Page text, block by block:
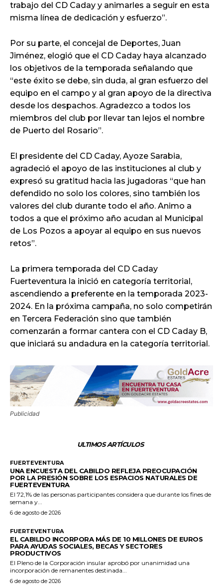
trabajo del CD Caday y animarles a seguir en esta
misma línea de dedicación y esfuerzo”.
Por su parte, el concejal de Deportes, Juan
Jiménez, elogió que el CD Caday haya alcanzado
los objetivos de la temporada señalando que
“este éxito se debe, sin duda, al gran esfuerzo del
equipo en el campo y al gran apoyo de la directiva
desde los despachos. Agradezco a todos los
miembros del club por llevar tan lejos el nombre
de Puerto del Rosario”.
El presidente del CD Caday, Ayoze Sarabia,
agradeció el apoyo de las instituciones al club y
expresó su gratitud hacia las jugadoras “que han
defendido no solo los colores, sino también los
valores del club durante todo el año. Animo a
todos a que el próximo año acudan al Municipal
de Los Pozos a apoyar al equipo en sus nuevos
retos”.
La primera temporada del CD Caday
Fuerteventura la inició en categoría territorial,
ascendiendo a preferente en la temporada 2023-
2024. En la próxima campaña, no solo competirán
en Tercera Federación sino que también
comenzarán a formar cantera con el CD Caday B,
que iniciará su andadura en la categoría territorial.
Publicidad
ULTIMOS ARTÍCULOS
FUERTEVENTURA
UNA ENCUESTA DEL CABILDO REFLEJA PREOCUPACIÓN
POR LA PRESIÓN SOBRE LOS ESPACIOS NATURALES DE
FUERTEVENTURA
El 72,1% de las personas participantes considera que durante los fines de
semana y...
6 de agosto de 2026
FUERTEVENTURA
EL CABILDO INCORPORA MÁS DE 10 MILLONES DE EUROS
PARA AYUDAS SOCIALES, BECAS Y SECTORES
PRODUCTIVOS
El Pleno de la Corporación insular aprobó por unanimidad una
incorporación de remanentes destinada...
6 de agosto de 2026